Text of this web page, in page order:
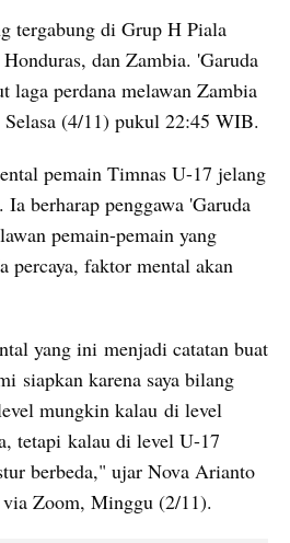
tergabung di Grup H Piala
dan Zambia. 'Garuda
laga perdana melawan Zambia
(4/11) pukul 22:45 WIB.
pemain Timnas U-17 jelang
berharap penggawa 'Garuda
pemain-pemain yang
percaya, faktor mental akan
yang ini menjadi catatan buat
siapkan karena saya bilang
mungkin kalau di level
tetapi kalau di level U-17
berbeda," ujar Nova Arianto
Zoom, Minggu (2/11).